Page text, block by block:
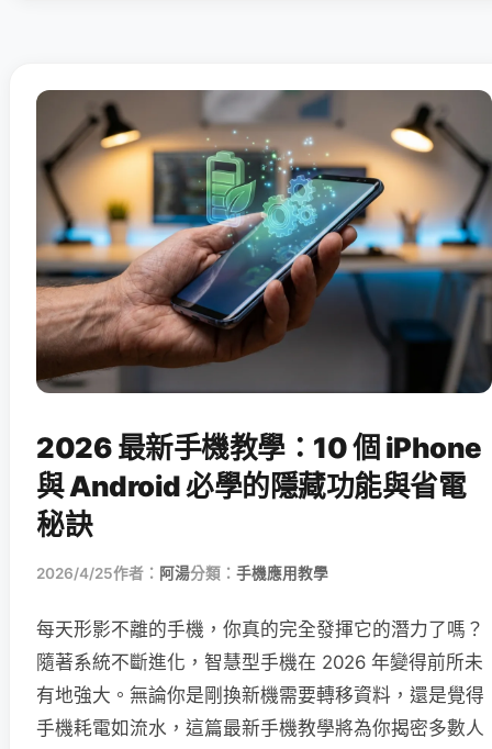
2026 最新手機教學：10 個 iPhone
與 Android 必學的隱藏功能與省電
秘訣
2026/4/25作者： 阿湯分類： 手機應用教學
每天形影不離的手機，你真的完全發揮它的潛力了嗎？
隨著系統不斷進化，智慧型手機在 2026 年變得前所未
有地強大。無論你是剛換新機需要轉移資料，還是覺得
手機耗電如流水，這篇最新手機教學將為你揭密多數人